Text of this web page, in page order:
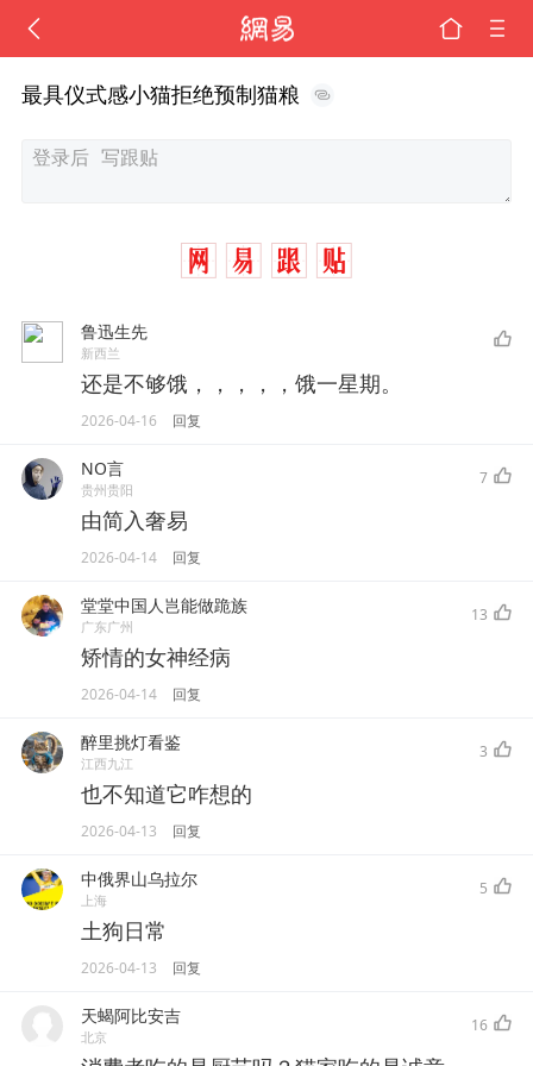
最具仪式感小猫拒绝预制猫粮
鲁迅生先
新西兰
还是不够饿，，，，，饿一星期。
2026-04-16 回复
NO言
贵州贵阳
7
由简入奢易
2026-04-14 回复
堂堂中国人岂能做跪族
广东广州
13
矫情的女神经病
2026-04-14 回复
醉里挑灯看鉴
江西九江
3
也不知道它咋想的
2026-04-13 回复
中俄界山乌拉尔
上海
5
土狗日常
2026-04-13 回复
天蝎阿比安吉
北京
16